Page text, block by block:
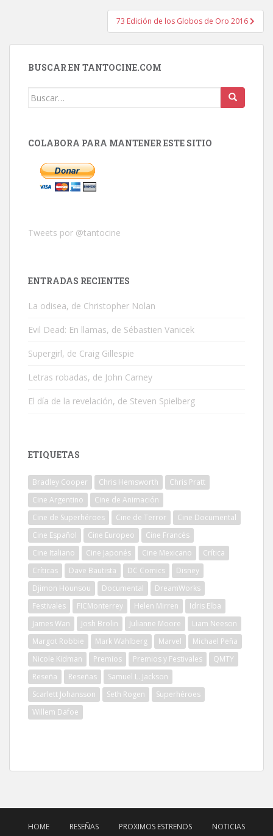
73 Edición de los Globos de Oro 2016
BUSCAR EN TANTOCINE.COM
Buscar:
COLABORA PARA MANTENER ESTE SITIO
Tweets por @tantocine
ENTRADAS RECIENTES
La odisea, de Christopher Nolan
Evil Dead: En llamas, de Sébastien Vanicek
Supergirl, de Craig Gillespie
Letras robadas, de John Carney
El día de la revelación, de Steven Spielberg
ETIQUETAS
Bradley Cooper Chris Hemsworth
Chris Pratt
Cine Argentino
Cine de Animación
Cine de Superhéroes
Cine de Terror
Cine Documental
Cine Español
Cine Europeo
Cine Francés
Cine Italiano
Cine Japonés Cine Mexicano
Crítica
Críticas
Dave Bautista DC Comics
Disney
Djimon Hounsou
Documental
DreamWorks
Festivales
FICMonterrey Helen Mirren
Idris Elba
James Wan
Josh Brolin Julianne Moore
Liam Neeson
Margot Robbie
Mark Wahlberg Marvel
Michael Peña
Nicole Kidman
Premios Premios y Festivales
QMTY
Reseña
Reseñas
Samuel L. Jackson
Scarlett Johansson
Seth Rogen
Superhéroes
Willem Dafoe
HOME RESEÑAS PROXIMOS ESTRENOS NOTICIAS